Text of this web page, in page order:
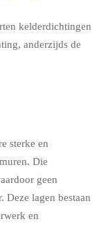
kelderdichtingen
anderzijds de
sterke en
Die
geen
lagen bestaan
en